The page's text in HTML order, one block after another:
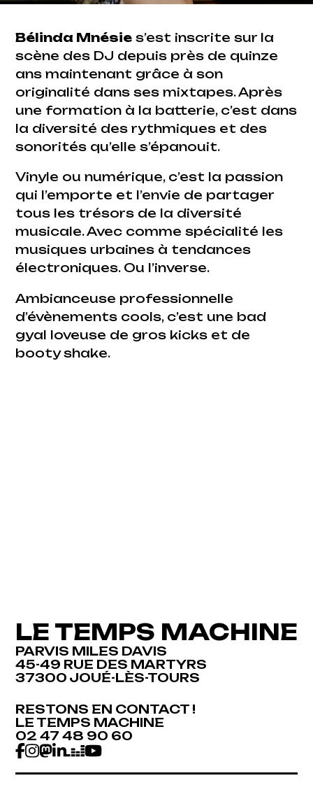
Bélinda Mnésies’est inscrite sur la
scène des DJ depuis près de quinze
ans maintenant grâce à son
originalité dans ses mixtapes. Après
une formation à la batterie, c’est dans
la diversité des rythmiques et des
sonorités qu’elle s’épanouit.
Vinyle ou numérique, c’est la passion
qui l’emporte et l’envie de partager
tous les trésors de la diversité
musicale. Avec comme spécialité les
musiques urbaines à tendances
électroniques. Ou l’inverse.
Ambianceuse professionnelle
d’évènements cools, c’est une bad
gyal loveuse de gros kicks et de
booty shake.
LE TEMPS MACHINE
PARVIS MILES DAVIS
45-49 RUE DES MARTYRS
37300 JOUÉ-LÈS-TOURS
RESTONS EN CONTACT !
LE TEMPS MACHINE
02 47 48 90 60
RESTONS EN CONTACT !
LE TEMPS MACHINE
02 47 48 90 60